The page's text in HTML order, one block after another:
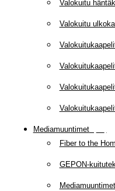
Valokuitu
Valokuitu
Mediamuuntimet(
Fiber to the
GEPON-